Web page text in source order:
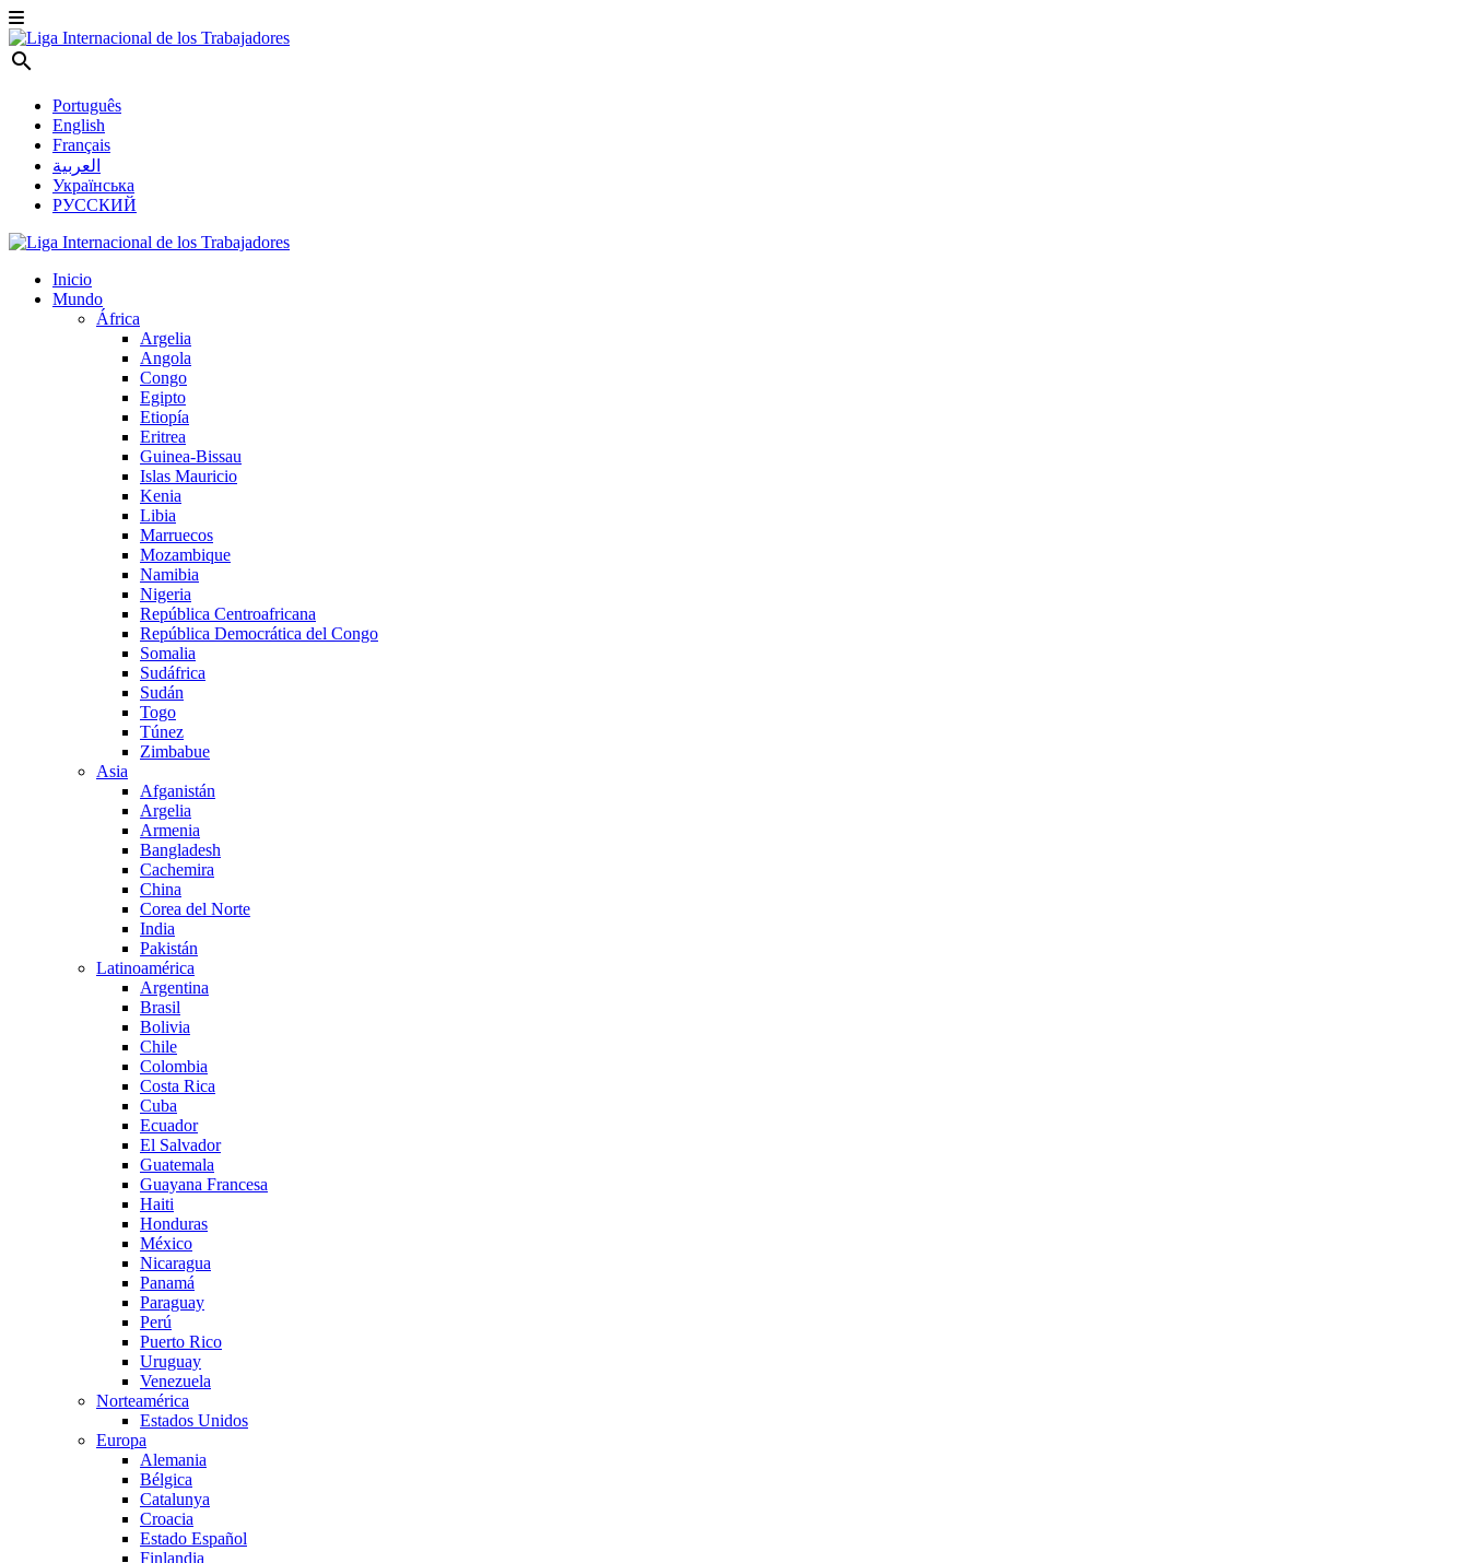
search
Português
English
Français
العربية
Українська
РУССКИЙ
Inicio
Mundo
África
Argelia
Angola
Congo
Egipto
Etiopía
Eritrea
Guinea-Bissau
Islas Mauricio
Kenia
Libia
Marruecos
Mozambique
Namibia
Nigeria
República Centroafricana
República Democrática del Congo
Somalia
Sudáfrica
Sudán
Togo
Túnez
Zimbabue
Asia
Afganistán
Argelia
Armenia
Bangladesh
Cachemira
China
Corea del Norte
India
Pakistán
Latinoamérica
Argentina
Brasil
Bolivia
Chile
Colombia
Costa Rica
Cuba
Ecuador
El Salvador
Guatemala
Guayana Francesa
Haiti
Honduras
México
Nicaragua
Panamá
Paraguay
Perú
Puerto Rico
Uruguay
Venezuela
Norteamérica
Estados Unidos
Europa
Alemania
Bélgica
Catalunya
Croacia
Estado Español
Finlandia